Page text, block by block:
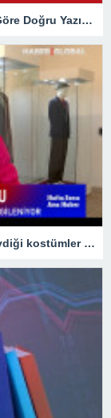
Tırabzan Nasıl Yazılır? TDK Açıklamasına Göre Doğru Yazılışı Trabzan Mı Tırabzan Mı?
Usta sanatçı Kemal Sunal’ın filmlerinde giydiği kostümler sergileniyor